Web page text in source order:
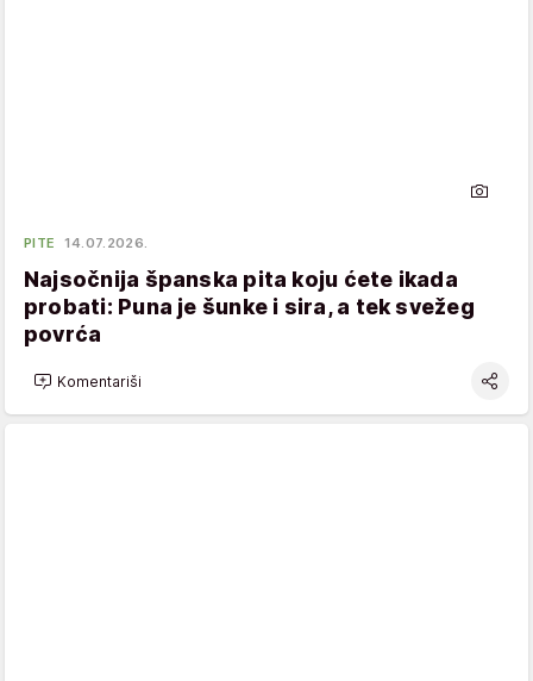
PITE 14.07.2026.
Najsočnija španska pita koju ćete ikada
probati: Puna je šunke i sira, a tek svežeg
povrća
Komentariši